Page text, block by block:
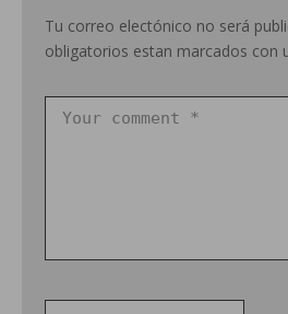
Tu correo electónico no será
obligatorios estan marcados con